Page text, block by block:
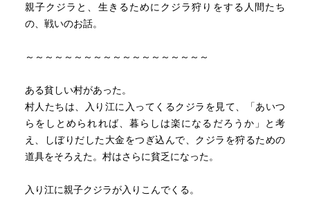
親子クジラと、生きるためにクジラ狩りをする人間たち
の、戦いのお話。
～～～～～～～～～～～～～～～～～～～
ある貧しい村があった。
村人たちは、入り江に入ってくるクジラを見て、「あいつ
らをしとめられれば、暮らしは楽になるだろうか」と考
え、しぼりだした大金をつぎ込んで、クジラを狩るための
道具をそろえた。村はさらに貧乏になった。
入り江に親子クジラが入りこんでくる。